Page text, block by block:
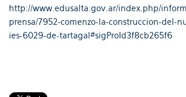
http://www.edusalta.gov.ar/index.php/
prensa/7952-comenzo-la-construccion-del-
ies-6029-de-tartagal#sigProId3f8cb265f6